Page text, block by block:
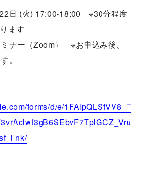
日 (火) 17:00-18:00 ※30分程度
ます
ナー（Zoom） ※お申込み後、
。
forms/d/e/1FAIpQLSfVV8_T